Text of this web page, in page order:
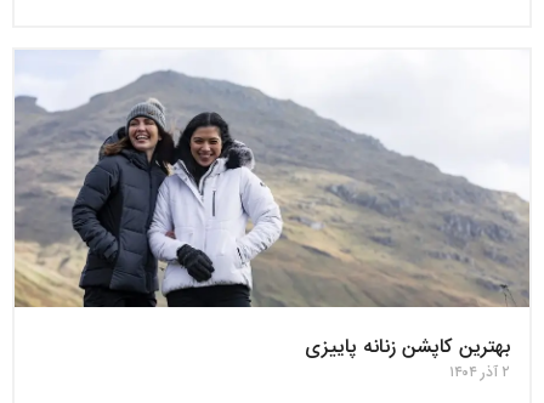
بهترین کاپشن زنانه پاییزی
۲ آذر ۱۴۰۴